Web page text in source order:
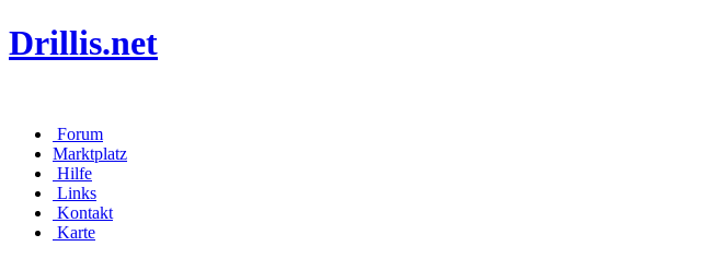
Drillis.net
Forum
Marktplatz
Hilfe
Links
Kontakt
Karte